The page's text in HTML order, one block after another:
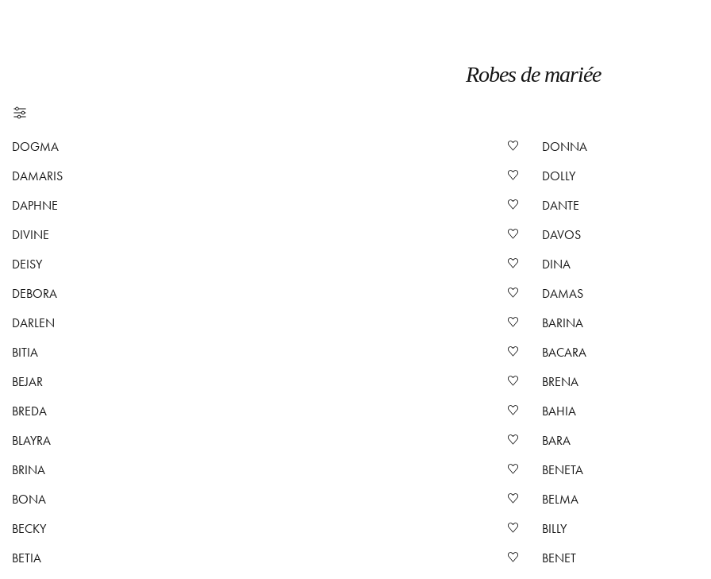
Robes de mariée
DOGMA
DONNA
DAMARIS
DOLLY
DAPHNE
DANTE
DIVINE
DAVOS
DEISY
DINA
DEBORA
DAMAS
DARLEN
BARINA
BITIA
BACARA
BEJAR
BRENA
BREDA
BAHIA
BLAYRA
BARA
BRINA
BENETA
BONA
BELMA
BECKY
BILLY
BETIA
BENET